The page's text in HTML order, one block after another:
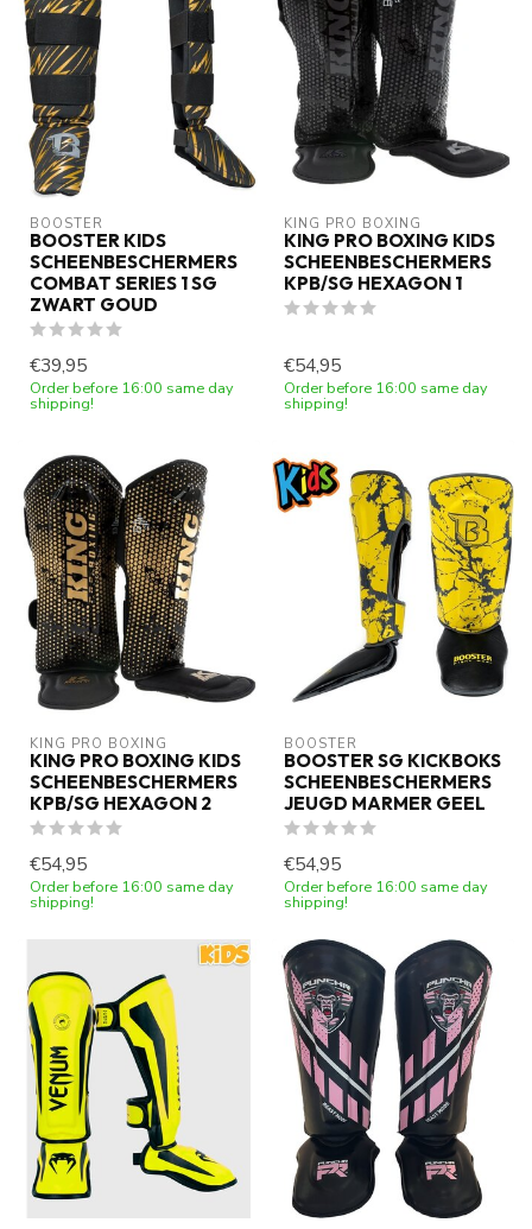
BOOSTER
BOOSTER KIDS
SCHEENBESCHERMERS
COMBAT SERIES 1 SG
ZWART GOUD
€39,95
Order before 16:00 same day
shipping!
KING PRO BOXING
KING PRO BOXING KIDS
SCHEENBESCHERMERS
KPB/SG HEXAGON 1
€54,95
Order before 16:00 same day
shipping!
KING PRO BOXING
KING PRO BOXING KIDS
SCHEENBESCHERMERS
KPB/SG HEXAGON 2
€54,95
Order before 16:00 same day
shipping!
BOOSTER
BOOSTER SG KICKBOKS
SCHEENBESCHERMERS
JEUGD MARMER GEEL
€54,95
Order before 16:00 same day
shipping!